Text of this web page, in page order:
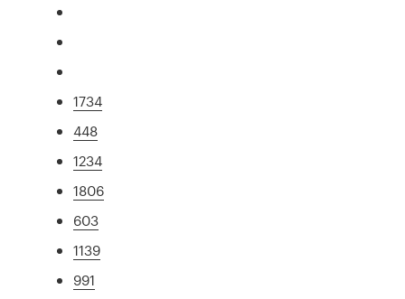
1734
448
1234
1806
603
1139
991